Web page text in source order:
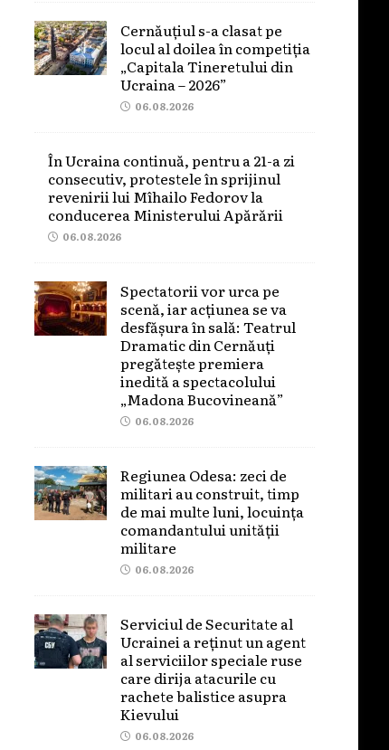
Cernăuțiul s-a clasat pe
locul al doilea în competiția
„Capitala Tineretului din
Ucraina – 2026”
06.08.2026
În Ucraina continuă, pentru a 21-a zi
consecutiv, protestele în sprijinul
revenirii lui Mîhailo Fedorov la
conducerea Ministerului Apărării
06.08.2026
Spectatorii vor urca pe
scenă, iar acțiunea se va
desfășura în sală: Teatrul
Dramatic din Cernăuți
pregătește premiera
inedită a spectacolului
„Madona Bucovineană”
06.08.2026
Regiunea Odesa: zeci de
militari au construit, timp
de mai multe luni, locuința
comandantului unității
militare
06.08.2026
Serviciul de Securitate al
Ucrainei a reținut un agent
al serviciilor speciale ruse
care dirija atacurile cu
rachete balistice asupra
Kievului
06.08.2026